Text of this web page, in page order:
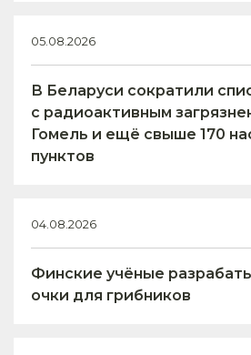
05.08.2026
В Беларуси сократили
с радиоактивным
Гомель и ещё свыше 170
пунктов
04.08.2026
Финские учёные
очки для грибников